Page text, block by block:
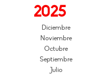
2025
Diciembre
Noviembre
Octubre
Septiembre
Julio